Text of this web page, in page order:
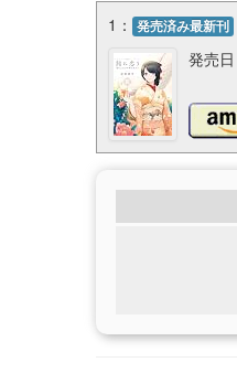
1： 発売済み最新刊
発売